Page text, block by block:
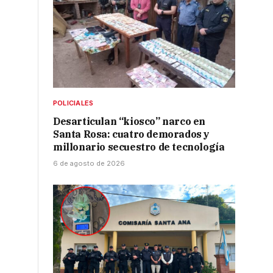
POLICIALES
Desarticulan “kiosco” narco en
Santa Rosa: cuatro demorados y
millonario secuestro de tecnología
6 de agosto de 2026